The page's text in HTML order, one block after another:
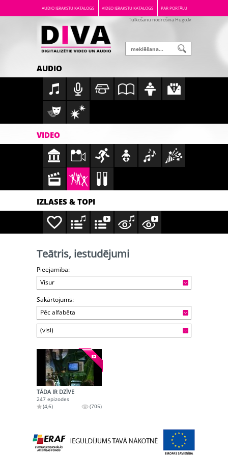
AUDIO IERAKSTU KATALOGS VIDEO IERAKSTU KATALOGS PAR PORTĀLU
Tulkošanu nodrošina Hugo.lv
AUDIO
VIDEO
IZLASES & TOPI
Teātris, iestudējumi
Pieejamība:
Visur
Sakārtojums:
Pēc alfabēta
(visi)
TĀDA IR DZĪVE
247 epizodes
(4,6)
(705)